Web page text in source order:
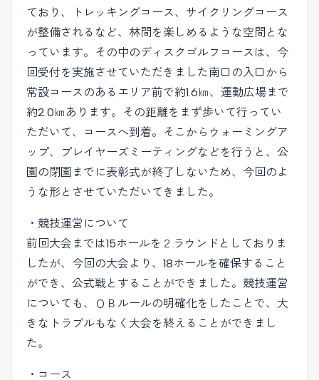
ており、トレッキングコース、サイクリングコース
が整備されるなど、林間を楽しめるような空間とな
っています。その中のディスクゴルフコースは、今
回受付を実施させていただきました南口の入口から
常設コースのあるエリア前で約1.6㎞、運動広場まで
約2.0㎞あります。その距離をまず歩いて行ってい
ただいて、コースへ到着。そこからウォーミングア
ップ、プレイヤーズミーティングなどを行うと、公
園の閉園までに表彰式が終了しないため、今回のよ
うな形とさせていただいてきました。
・競技運営について
前回大会までは15ホールを２ラウンドとしておりま
したが、今回の大会より、18ホールを確保すること
ができ、公式戦とすることができました。競技運営
についても、ＯＢルールの明確化をしたことで、大
きなトラブルもなく大会を終えることができまし
た。
・コース